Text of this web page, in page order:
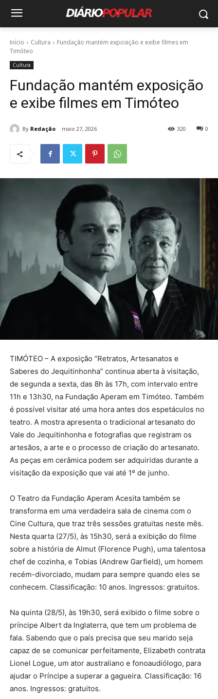
Início Cultura
Fundação mantém exposição e exibe filmes em
Timóteo
Cultura
Fundação mantém exposição
e exibe filmes em Timóteo
By Redação maio 27, 2026 0
320
TIMÓTEO – A exposição “Retratos, Artesanatos e
Saberes do Jequitinhonha” continua aberta à visitação,
de segunda a sexta, das 8h às 17h, com intervalo entre
11h e 13h30, na Fundação Aperam em Timóteo. Também
é possível visitar até uma hora antes dos espetáculos no
teatro. A mostra apresenta o tradicional artesanato do
Vale do Jequitinhonha e fotografias que registram os
artesãos, a arte e o processo de criação do artesanato.
As peças em cerâmica podem ser adquiridas durante a
visitação da exposição que vai até 1º de junho.
O Teatro da Fundação Aperam Acesita também se
transforma em uma verdadeira sala de cinema com o
Cine Cultura, que traz três sessões gratuitas neste mês.
Nesta quarta (27/5), às 15h30, será a exibição do filme
sobre a história de Almut (Florence Pugh), uma talentosa
chef de cozinha, e Tobias (Andrew Garfield), um homem
recém-divorciado, mudam para sempre quando eles se
conhecem. Classificação: 10 anos. Ingressos: gratuitos.
Na quinta (28/5), às 19h30, será exibido o filme sobre o
príncipe Albert da Inglaterra, que tem um problema de
fala. Sabendo que o país precisa que seu marido seja
capaz de se comunicar perfeitamente, Elizabeth contrata
Lionel Logue, um ator australiano e fonoaudiólogo, para
ajudar o Príncipe a superar a gagueira. Classificação: 16
anos. Ingressos: gratuitos.